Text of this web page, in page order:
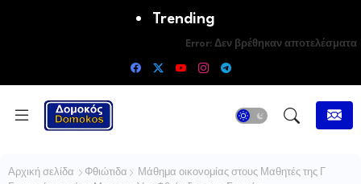
Trending
Error: Δεν βρέθηκαν αποτελέσματα
Αρχική σελίδα Φθιώτιδα
Μάθημα οικονομίας στους Μαθητές της Γ